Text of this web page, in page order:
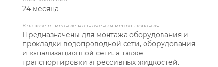
24 месяца
Краткое описание назначения использования
Предназначены для монтажа оборудования и
прокладки водопроводной сети, оборудования
и канализационной сети, а также
транспортировки агрессивных жидкостей.